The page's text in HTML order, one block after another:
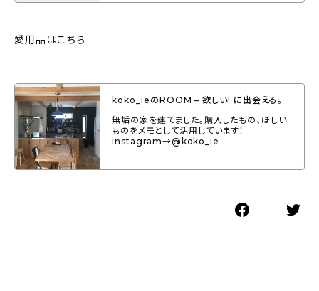
愛用品はこちら
koko_ieのROOM – 欲しい! に出会える。
無垢の家を建てました。購入したもの、ほしい
ものをメモとして活用しています！
instagram→@koko_ie